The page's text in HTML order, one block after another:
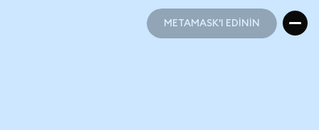
METAMASK'I EDİNİN